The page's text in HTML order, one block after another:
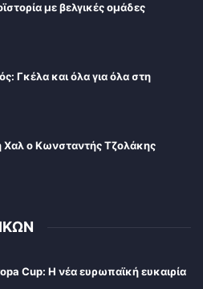
με βελγικές ομάδες
Γκέλα και όλα για όλα στη
Χαλ ο Κωνσταντής Τζολάκης
Cup: Η νέα ευρωπαϊκή ευκαιρία